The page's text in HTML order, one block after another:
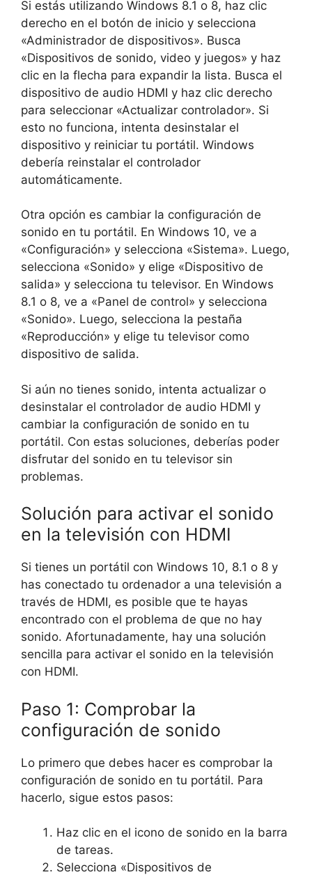
Si estás utilizando Windows 8.1 o 8, haz clic
derecho en el botón de inicio y selecciona
«Administrador de dispositivos». Busca
«Dispositivos de sonido, video y juegos» y haz
clic en la flecha para expandir la lista. Busca el
dispositivo de audio HDMI y haz clic derecho
para seleccionar «Actualizar controlador». Si
esto no funciona, intenta desinstalar el
dispositivo y reiniciar tu portátil. Windows
debería reinstalar el controlador
automáticamente.
Otra opción es cambiar la configuración de
sonido en tu portátil. En Windows 10, ve a
«Configuración» y selecciona «Sistema». Luego,
selecciona «Sonido» y elige «Dispositivo de
salida» y selecciona tu televisor. En Windows
8.1 o 8, ve a «Panel de control» y selecciona
«Sonido». Luego, selecciona la pestaña
«Reproducción» y elige tu televisor como
dispositivo de salida.
Si aún no tienes sonido, intenta actualizar o
desinstalar el controlador de audio HDMI y
cambiar la configuración de sonido en tu
portátil. Con estas soluciones, deberías poder
disfrutar del sonido en tu televisor sin
problemas.
Solución para activar el sonido
en la televisión con HDMI
Si tienes un portátil con Windows 10, 8.1 o 8 y
has conectado tu ordenador a una televisión a
través de HDMI, es posible que te hayas
encontrado con el problema de que no hay
sonido. Afortunadamente, hay una solución
sencilla para activar el sonido en la televisión
con HDMI.
Paso 1: Comprobar la
configuración de sonido
Lo primero que debes hacer es comprobar la
configuración de sonido en tu portátil. Para
hacerlo, sigue estos pasos:
Haz clic en el icono de sonido en la barra
de tareas.
Selecciona «Dispositivos de